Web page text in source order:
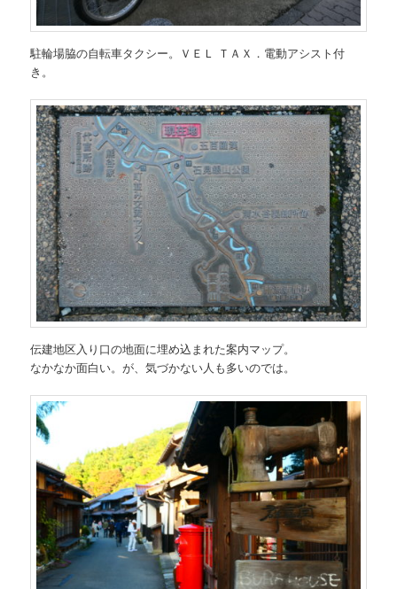
駐輪場脇の自転車タクシー。ＶＥＬ ＴＡＸ．電動アシスト付
き。
伝建地区入り口の地面に埋め込まれた案内マップ。
なかなか面白い。が、気づかない人も多いのでは。